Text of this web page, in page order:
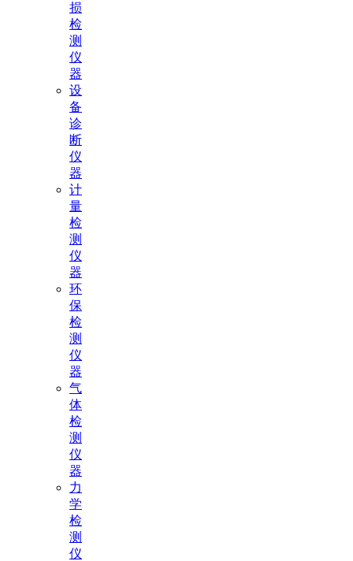
损
检
测
仪
器
设
备
诊
断
仪
器
计
量
检
测
仪
器
环
保
检
测
仪
器
气
体
检
测
仪
器
力
学
检
测
仪